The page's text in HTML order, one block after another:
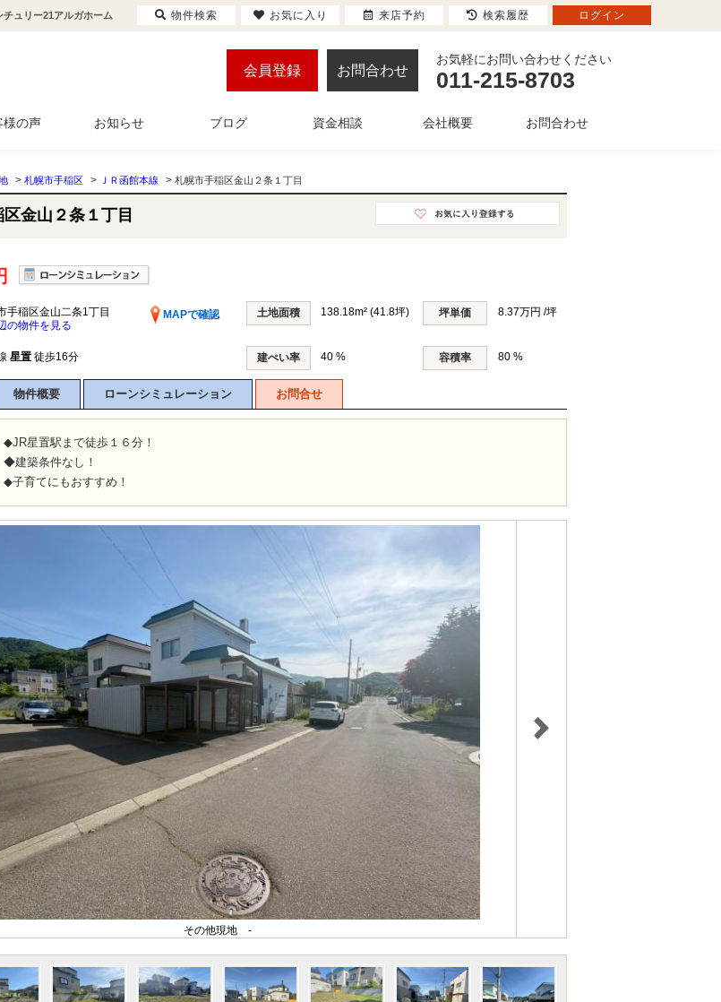
ュリー21アルガホーム
会員登録 お問合わせ
お気軽にお問い合わせください
011-215-8703
様の声 お知らせ ブログ 資金相談 会社概要 お問合わせ
> 札幌市手稲区 > ＪＲ函館本線 > 札幌市手稲区金山２条１丁目
金山２条１丁目
手稲区金山二条1丁目
MAPで確認
の物件を見る
土地面積 138.18m² (41.8坪) 坪単価 8.37万円 /坪
星置 徒歩16分 建ぺい率 40 % 容積率 80 %
物件概要 ローンシミュレーション お問合せ
◆JR星置駅まで徒歩１６分！
◆建築条件なし！
◆子育てにもおすすめ！
その他現地 -
物件検索 お気に入り 来店予約 検索履歴 ログイン